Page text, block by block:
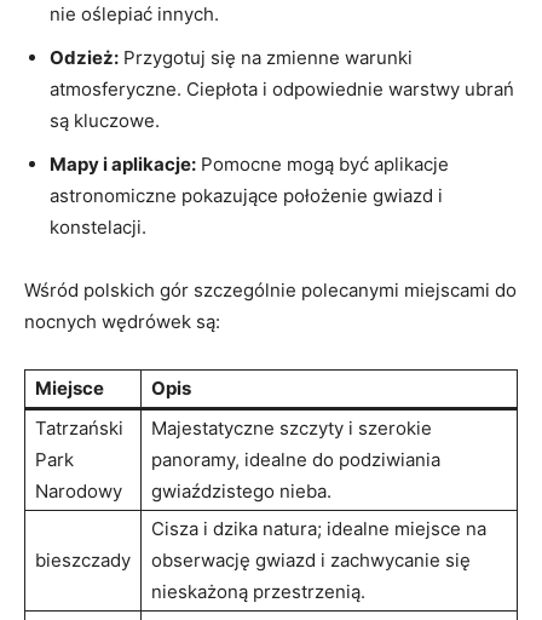
nie oślepiać innych.
Odzież: Przygotuj się na zmienne warunki
atmosferyczne. Ciepłota ⁢i​ odpowiednie warstwy ubrań
są kluczowe.
Mapy ‍i ‌aplikacje: Pomocne mogą być aplikacje
astronomiczne pokazujące położenie gwiazd i
konstelacji.
Wśród polskich gór szczególnie polecanymi miejscami do
nocnych wędrówek są:
Miejsce
Opis
Tatrzański
Park
Narodowy
Majestatyczne⁤ szczyty i szerokie
panoramy, idealne do podziwiania
gwiaździstego nieba.
bieszczady
Cisza i dzika natura; idealne miejsce na
obserwację gwiazd i zachwycanie się
nieskażoną przestrzenią.